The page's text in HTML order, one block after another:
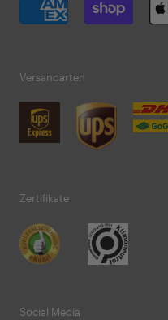
Versandarten
Zertifikate
Social Media